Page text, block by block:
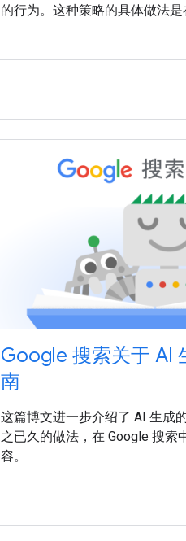
的行为。这种策略的具体做法
Google 搜索关于 AI
南
这篇博文进一步介绍了 AI 生成
之已久的做法，在 Google 搜索
容。